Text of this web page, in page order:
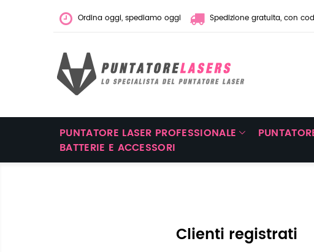
Ordina oggi, spediamo oggi Spedizione gratuita, con
PUNTATORE LASER PROFESSIONALE
BATTERIE E ACCESSORI
Clienti registrati